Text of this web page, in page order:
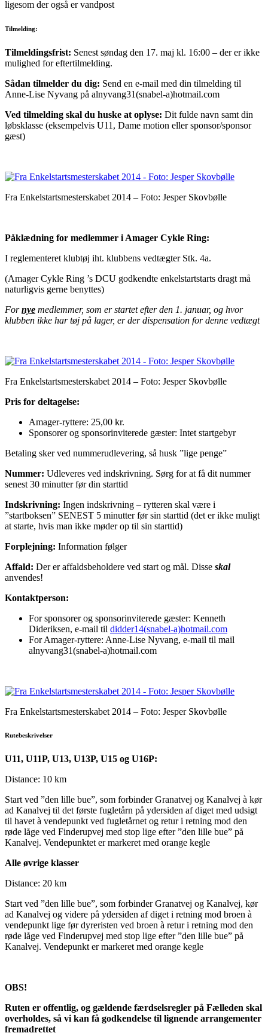
ligesom der også er vandpost
Tilmelding:
Tilmeldingsfrist: Senest søndag den 17. maj kl. 16:00 – der er ikke
mulighed for eftertilmelding.
Sådan tilmelder du dig: Send en e-mail med din tilmelding til
Anne-Lise Nyvang på alnyvang31(snabel-a)hotmail.com
Ved tilmelding skal du huske at oplyse: Dit fulde navn samt din
løbsklasse (eksempelvis U11, Dame motion eller sponsor/sponsor
gæst)
Fra Enkelstartsmesterskabet 2014 – Foto: Jesper Skovbølle
Påklædning for medlemmer i Amager Cykle Ring:
I reglementeret klubtøj iht. klubbens vedtægter Stk. 4a.
(Amager Cykle Ring ’s DCU godkendte enkelstartstarts dragt må
naturligvis gerne benyttes)
Fornye medlemmer, som er startet efter den 1. januar, og hvor
klubben ikke har tøj på lager, er der dispensation for denne vedtægt
Fra Enkelstartsmesterskabet 2014 – Foto: Jesper Skovbølle
Pris for deltagelse:
Amager-ryttere: 25,00 kr.
Sponsorer og sponsorinviterede gæster: Intet startgebyr
Betaling sker ved nummerudlevering, så husk ”lige penge”
Nummer: Udleveres ved indskrivning. Sørg for at få dit nummer
senest 30 minutter før din starttid
Indskrivning: Ingen indskrivning – rytteren skal være i
”startboksen” SENEST 5 minutter før sin starttid (det er ikke muligt
at starte, hvis man ikke møder op til sin starttid)
Forplejning: Information følger
Affald: Der er affaldsbeholdere ved start og mål. Disse skal
anvendes!
Kontaktperson:
For sponsorer og sponsorinviterede gæster: Kenneth
Dideriksen, e-mail til didder14(snabel-a)hotmail.com
For Amager-ryttere: Anne-Lise Nyvang, e-mail til mail
alnyvang31(snabel-a)hotmail.com
Fra Enkelstartsmesterskabet 2014 – Foto: Jesper Skovbølle
Rutebeskrivelser
U11, U11P, U13, U13P, U15 og U16P:
Distance: 10 km
Start ved ”den lille bue”, som forbinder Granatvej og Kanalvej à kør
ad Kanalvej til det første fugletårn på ydersiden af diget med udsigt
til havet à vendepunkt ved fugletårnet og retur i retning mod den
røde låge ved Finderupvej med stop lige efter ”den lille bue” på
Kanalvej. Vendepunktet er markeret med orange kegle
Alle øvrige klasser
Distance: 20 km
Start ved ”den lille bue”, som forbinder Granatvej og Kanalvej, kør
ad Kanalvej og videre på ydersiden af diget i retning mod broen à
vendepunkt lige før dyreristen ved broen à retur i retning mod den
røde låge ved Finderupvej med stop lige efter ”den lille bue” på
Kanalvej. Vendepunkt er markeret med orange kegle
OBS!
Ruten er offentlig, og gældende færdselsregler på Fælleden skal
overholdes, så vi kan få godkendelse til lignende arrangementer
fremadrettet